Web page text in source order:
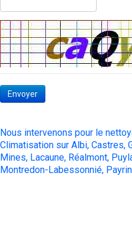
Envoyer
Nous intervenons pour le
Climatisation sur Albi, Castres,
Mines, Lacaune, Réalmont,
Montredon-Labessonnié,